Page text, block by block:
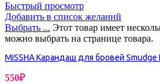
Быстрый просмотр
Добавить в список желаний
Выбрать ... Этот товар имеет
можно выбрать на странице товара.
MISSHA Карандаш для бровей
550₽